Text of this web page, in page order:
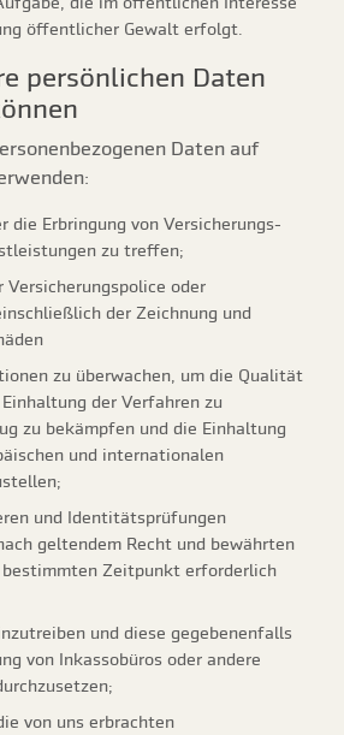
öffentlicher Gewalt erfolgt.
persönlichen Daten
Daten auf
die Erbringung von Versicherungs-
zu treffen;
oder
der Zeichnung und
zu überwachen, um die Qualität
der Verfahren zu
zu bekämpfen und die Einhaltung
und internationalen
und Identitätsprüfungen
geltendem Recht und bewährten
bestimmten Zeitpunkt erforderlich
und diese gegebenenfalls
von Inkassobüros oder andere
von uns erbrachten